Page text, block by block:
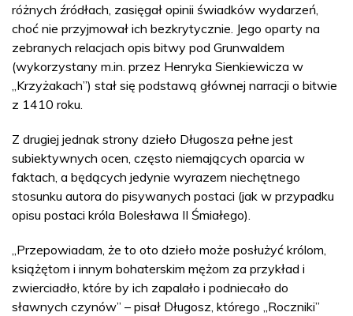
różnych źródłach, zasięgał opinii świadków wydarzeń,
choć nie przyjmował ich bezkrytycznie. Jego oparty na
zebranych relacjach opis bitwy pod Grunwaldem
(wykorzystany m.in. przez Henryka Sienkiewicza w
„Krzyżakach”) stał się podstawą głównej narracji o bitwie
z 1410 roku.
Z drugiej jednak strony dzieło Długosza pełne jest
subiektywnych ocen, często niemających oparcia w
faktach, a będących jedynie wyrazem niechętnego
stosunku autora do pisywanych postaci (jak w przypadku
opisu postaci króla Bolesława II Śmiałego).
„Przepowiadam, że to oto dzieło może posłużyć królom,
książętom i innym bohaterskim mężom za przykład i
zwierciadło, które by ich zapalało i podniecało do
sławnych czynów” – pisał Długosz, którego „Roczniki”